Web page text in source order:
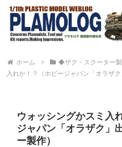
ホーム ◆ザク・スクーター
入れか！？（ホビージャパン「オラザ
ウォッシングかスミ入
ジャパン「オラザク」
ー製作）